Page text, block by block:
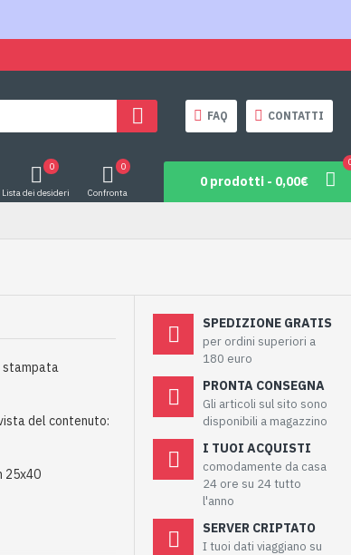
FAQ CONTATTI
Lista dei desideri
0
Confronta
0
0 prodotti - 0,00€
stampata
del contenuto:
25x40
SPEDIZIONE GRATIS
per ordini superiori a
180 euro
PRONTA CONSEGNA
Gli articoli sul sito sono
disponibili a magazzino
I TUOI ACQUISTI
comodamente da casa
24 ore su 24 tutto
l'anno
SERVER CRIPTATO
I tuoi dati viaggiano su